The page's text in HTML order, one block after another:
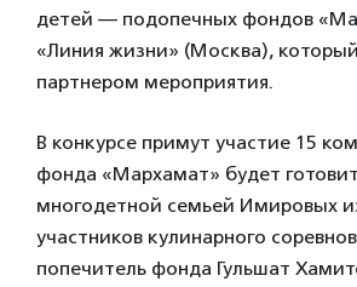
детей — подопечных фондов
«Линия жизни» (Москва),
партнером мероприятия.
В конкурсе примут участие 15
фонда «Мархамат» будет
многодетной семьей Имировых
участников кулинарного
попечитель фонда Гульшат